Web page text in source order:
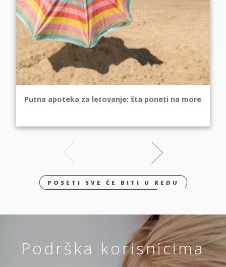
Putna apoteka za letovanje: šta poneti na more
POSETI SVE ĆE BITI U REDU
Podrška korisnicima